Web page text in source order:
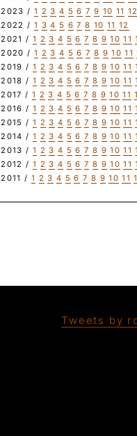
2023 / 1 2 3 4 5 6 7 9 10 11 12
2022 / 1 3 4 5 6 7 8 10 11 12
2021 / 1 2 3 4 5 6 7 8 9 10 11
2020 / 1 2 3 4 5 6 7 8 9 10 11
2019 / 1 2 3 4 5 6 7 8 9 10 11
2018 / 1 2 3 4 5 6 7 8 9 10 11
2017 / 1 2 3 4 5 6 7 8 9 10 11
2016 / 1 2 3 4 5 6 7 8 9 10 11
2015 / 1 2 3 4 5 6 7 8 9 10 11
2014 / 1 2 3 4 5 6 7 8 9 10 11
2013 / 1 2 3 4 5 6 7 8 9 10 11
2012 / 1 2 3 4 5 6 7 8 9 10 11
2011 / 1 2 3 4 5 6 7 8 9 10 11
Tweets by